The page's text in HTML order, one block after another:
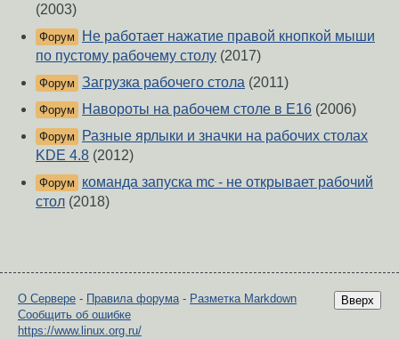
(2003)
Форум
Не работает нажатие правой кнопкой мыши
по пустому рабочему столу (2017)
Форум Загрузка рабочего стола (2011)
Форум Навороты на рабочем столе в Е16 (2006)
Форум
Разные ярлыки и значки на рабочих столах
KDE 4.8 (2012)
Форум
команда запуска mc - не открывает рабочий
стол (2018)
Вверх
О Сервере - Правила форума - Разметка Markdown
Сообщить об ошибке
https://www.linux.org.ru/